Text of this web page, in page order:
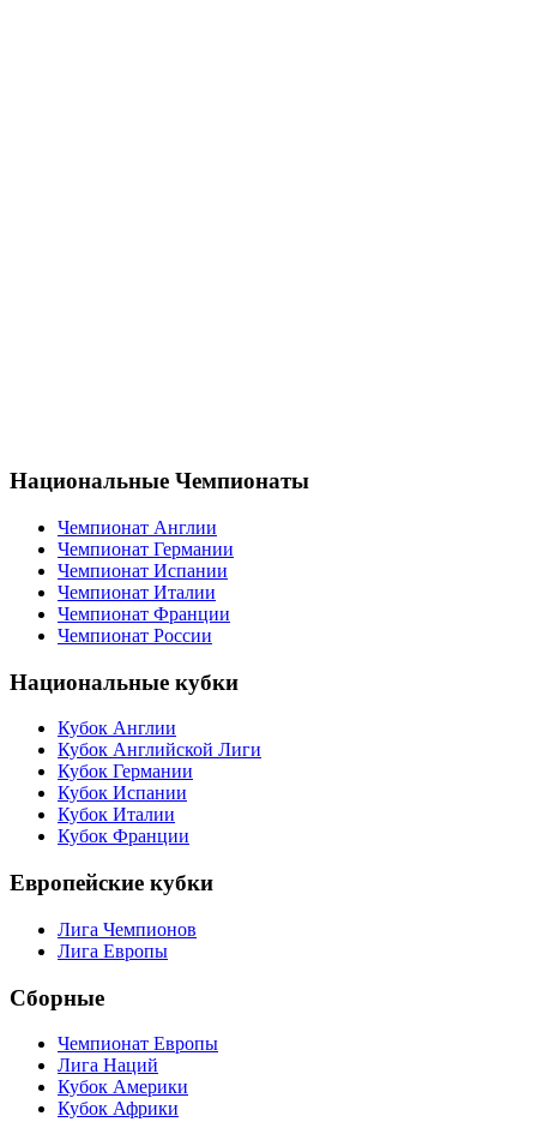
Национальные Чемпионаты
Чемпионат Англии
Чемпионат Германии
Чемпионат Испании
Чемпионат Италии
Чемпионат Франции
Чемпионат России
Национальные кубки
Кубок Англии
Кубок Английской Лиги
Кубок Германии
Кубок Испании
Кубок Италии
Кубок Франции
Европейские кубки
Лига Чемпионов
Лига Европы
Сборные
Чемпионат Европы
Лига Наций
Кубок Америки
Кубок Африки